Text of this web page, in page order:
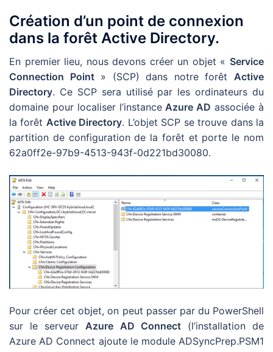
Création d’un point de connexion
dans la forêt Active Directory.
En premier lieu, nous devons créer un objet « Service
Connection Point» (SCP) dans notre forêt Active
Directory. Ce SCP sera utilisé par les ordinateurs du
domaine pour localiser l’instance Azure AD associée à
la forêt Active Directory. L’objet SCP se trouve dans la
partition de configuration de la forêt et porte le nom
62a0ff2e-97b9-4513-943f-0d221bd30080.
Pour créer cet objet, on peut passer par du PowerShell
sur le serveurAzure AD Connect(l’installation de
Azure AD Connect ajoute le module ADSyncPrep.PSM1